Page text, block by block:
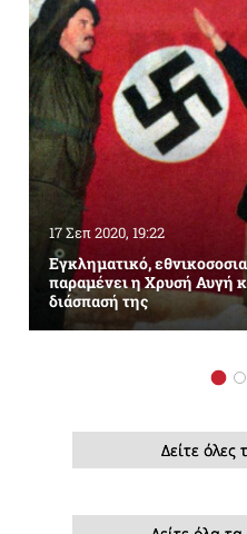
17 Σεπ 2020, 19:22
Εγκληματικό,
παραμένει η Χρυσή Αυγή
διάσπασή της
Δείτε όλες